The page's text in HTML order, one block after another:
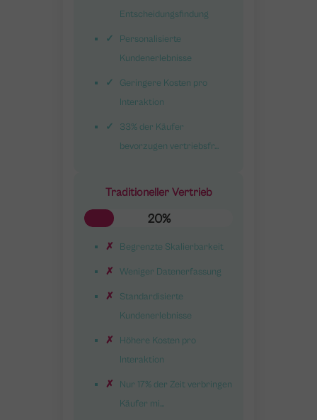
Entscheidungsfindung
Personalisierte
Kundenerlebnisse
Geringere Kosten pro
Interaktion
33% der Käufer
bevorzugen vertriebsfr...
Traditioneller Vertrieb
20%
Begrenzte Skalierbarkeit
Weniger Datenerfassung
Standardisierte
Kundenerlebnisse
Höhere Kosten pro
Interaktion
Nur 17% der Zeit verbringen
Käufer mi...